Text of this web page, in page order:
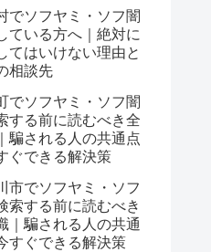
でソフヤミ・ソフ闇
ている方へ｜絶対に
てはいけない理由と
相談先
でソフヤミ・ソフ闇
する前に読むべき全
騙される人の共通点
ぐできる解決策
市でソフヤミ・ソフ
索する前に読むべき
｜騙される人の共通
すぐできる解決策